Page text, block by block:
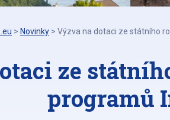
> Novinky > Výzva na dotaci ze státního
ze
programů